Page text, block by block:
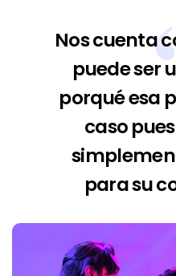
Nos cuenta
puede ser
porqué esa
caso
para su